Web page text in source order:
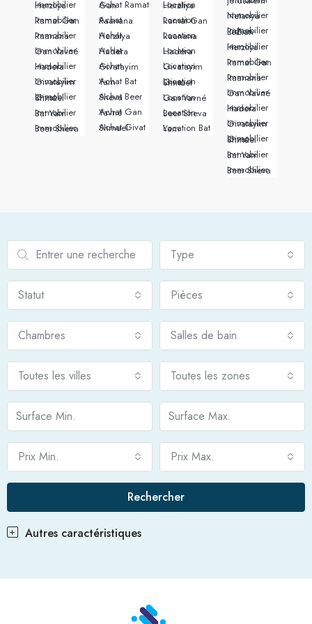
Immobilier Herzliya
Immobilier Ramat Gan
Immobilier Raanana
Immobilier Gan Yavné
Immobilier Hadera
Immobilier Givatayim
Immobilier Givat Shmuel
Immobilier Bat Yam
Immobilier Beer Sheva
Achat Ramat Gan
Achat Raanana
Achat Herzliya
Achat Hadera
Achat Givatayim
Achat Bat Yam
Achat Beer Sheva
Achat Gan Yavné
Achat Givat Shmuel
Location Herzliya
Location Ramat Gan
Location Raanana
Location Hadera
Location Givatayim
Location Givat Shmuel
Location Gan Yavné
Location Beer Sheva
Location Bat Yam
Immobilier Netanya
Immobilier Rishon LeZion
Immobilier Herzliya
Immobilier Ramat Gan
Immobilier Raanana
Immobilier Gan Yavné
Immobilier Hadera
Immobilier Givatayim
Immobilier Givat Shmuel
Immobilier Bat Yam
Immobilier Beer Sheva
Type
Statut Pièces
Chambres Salles de bain
Toutes les villes Toutes les zones
Prix Min. Prix Max.
Rechercher
Autres caractéristiques